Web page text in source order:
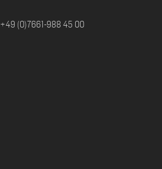
+49 (0)7661-988 45 00